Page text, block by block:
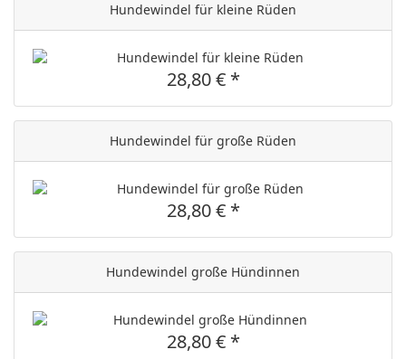
Hundewindel für kleine Rüden
28,80 € *
Hundewindel für große Rüden
28,80 € *
Hundewindel große Hündinnen
28,80 € *